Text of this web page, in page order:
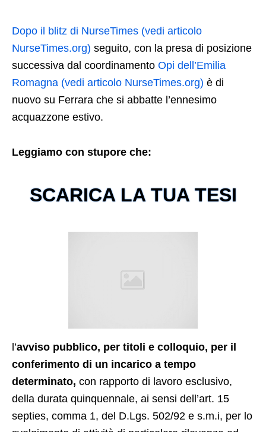
Dopo il blitz di NurseTimes (vedi articolo
NurseTimes.org) seguito, con la presa di posizione
successiva dal coordinamento Opi dell’Emilia
Romagna (vedi articolo NurseTimes.org) è di
nuovo su Ferrara che si abbatte l’ennesimo
acquazzone estivo.
Leggiamo con stupore che:
SCARICA LA TUA TESI
l’avviso pubblico, per titoli e colloquio, per il
conferimento di un incarico a tempo
determinato, con rapporto di lavoro esclusivo,
della durata quinquennale, ai sensi dell’art. 15
septies, comma 1, del D.Lgs. 502/92 e s.m.i, per lo